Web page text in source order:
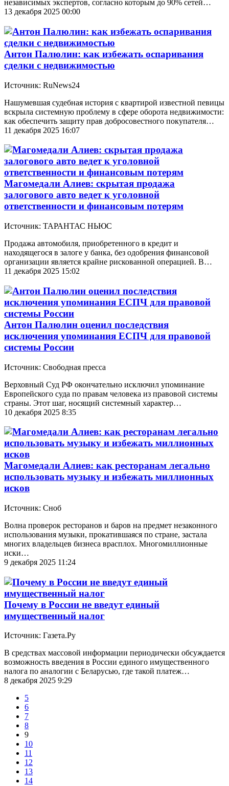
независимых экспертов, согласно которым до 90% сетей…
13 декабря 2025 00:00
Антон Палюлин: как избежать оспаривания
сделки с недвижимостью
Источник: RuNews24
Нашумевшая судебная история с квартирой известной певицы
вскрыла системную проблему в сфере оборота недвижимости:
как обеспечить защиту прав добросовестного покупателя…
11 декабря 2025 16:07
Магомедали Алиев: скрытая продажа
залогового авто ведет к уголовной
ответственности и финансовым потерям
Источник: ТАРАНТАС НЬЮС
Продажа автомобиля, приобретенного в кредит и
находящегося в залоге у банка, без одобрения финансовой
организации является крайне рискованной операцией. В…
11 декабря 2025 15:02
Антон Палюлин оценил последствия
исключения упоминания ЕСПЧ для правовой
системы России
Источник: Свободная пресса
Верховный Суд РФ окончательно исключил упоминание
Европейского суда по правам человека из правовой системы
страны. Этот шаг, носящий системный характер…
10 декабря 2025 8:35
Магомедали Алиев: как ресторанам легально
использовать музыку и избежать миллионных
исков
Источник: Сноб
Волна проверок ресторанов и баров на предмет незаконного
использования музыки, прокатившаяся по стране, застала
многих владельцев бизнеса врасплох. Многомиллионные
иски…
9 декабря 2025 11:24
Почему в России не введут единый
имущественный налог
Источник: Газета.Ру
В средствах массовой информации периодически обсуждается
возможность введения в России единого имущественного
налога по аналогии с Беларусью, где такой платеж…
8 декабря 2025 9:29
5
6
7
8
9
10
11
12
13
14